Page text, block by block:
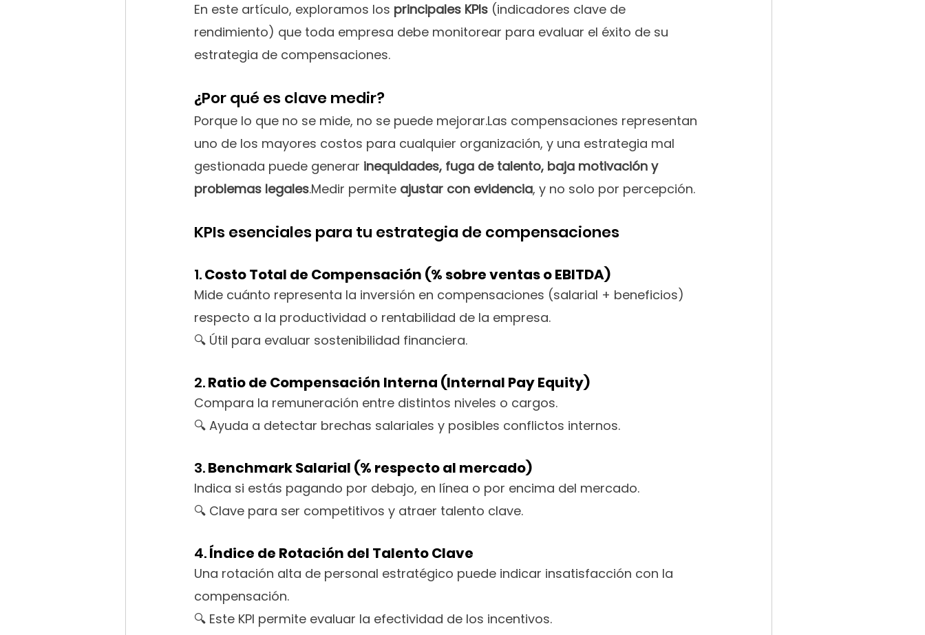
En este artículo, exploramos los principales KPIs (indicadores clave de
rendimiento) que toda empresa debe monitorear para evaluar el éxito de su
estrategia de compensaciones.
¿Por qué es clave medir?
Porque lo que no se mide, no se puede mejorar.Las compensaciones representan
uno de los mayores costos para cualquier organización, y una estrategia mal
gestionada puede generar inequidades, fuga de talento, baja motivación y
problemas legales.Medir permite ajustar con evidencia, y no solo por percepción.
KPIs esenciales para tu estrategia de compensaciones
1. Costo Total de Compensación (% sobre ventas o EBITDA)
Mide cuánto representa la inversión en compensaciones (salarial + beneficios)
respecto a la productividad o rentabilidad de la empresa.
🔍 Útil para evaluar sostenibilidad financiera.
2. Ratio de Compensación Interna (Internal Pay Equity)
Compara la remuneración entre distintos niveles o cargos.
🔍 Ayuda a detectar brechas salariales y posibles conflictos internos.
3. Benchmark Salarial (% respecto al mercado)
Indica si estás pagando por debajo, en línea o por encima del mercado.
🔍 Clave para ser competitivos y atraer talento clave.
4. Índice de Rotación del Talento Clave
Una rotación alta de personal estratégico puede indicar insatisfacción con la
compensación.
🔍 Este KPI permite evaluar la efectividad de los incentivos.